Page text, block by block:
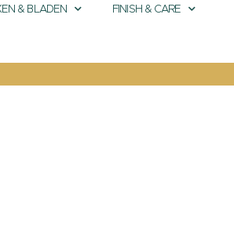
& BLADEN FINISH & CARE